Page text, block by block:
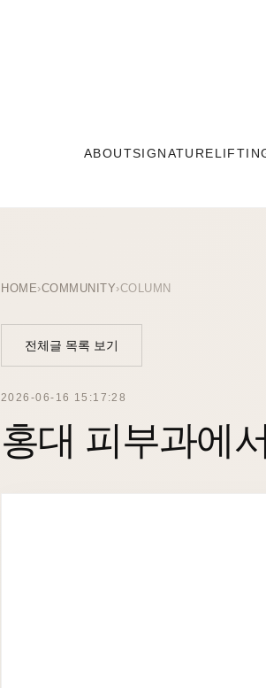
ABOUTSIGNATURE
HOME›COMMUNITY›COLUMN
전체글 목록 보기
2026-06-16 15:17:28
홍대 피부과에